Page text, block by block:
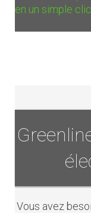
en un simple clic.
Vous avez